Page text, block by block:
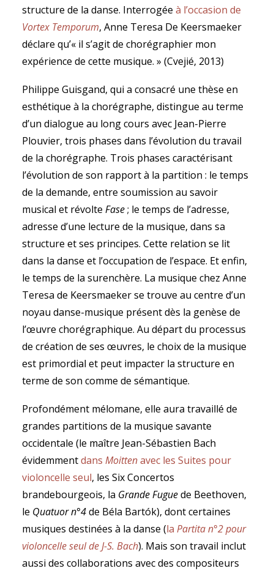
structure de la danse. Interrogée à l’occasion de
Vortex Temporum, Anne Teresa De Keersmaeker
déclare qu’« il s’agit de chorégraphier mon
expérience de cette musique. » (Cvejié, 2013)
Philippe Guisgand, qui a consacré une thèse en
esthétique à la chorégraphe, distingue au terme
d’un dialogue au long cours avec Jean-Pierre
Plouvier, trois phases dans l’évolution du travail
de la chorégraphe. Trois phases caractérisant
l’évolution de son rapport à la partition : le temps
de la demande, entre soumission au savoir
musical et révolte Fase; le temps de l’adresse,
adresse d’une lecture de la musique, dans sa
structure et ses principes. Cette relation se lit
dans la danse et l’occupation de l’espace. Et enfin,
le temps de la surenchère. La musique chez Anne
Teresa de Keersmaeker se trouve au centre d’un
noyau danse-musique présent dès la genèse de
l’œuvre chorégraphique. Au départ du processus
de création de ses œuvres, le choix de la musique
est primordial et peut impacter la structure en
terme de son comme de sémantique.
Profondément mélomane, elle aura travaillé de
grandes partitions de la musique savante
occidentale (le maître Jean-Sébastien Bach
évidemmentdans Moittenavec les Suites pour
violoncelle seul, les Six Concertos
brandebourgeois, la Grande Fuguede Beethoven,
le Quatuor n°4de Béla Bartók), dont certaines
musiques destinées à la danse (la Partita n°2 pour
violoncelle seul de J-S. Bach). Mais son travail inclut
aussi des collaborations avec des compositeurs